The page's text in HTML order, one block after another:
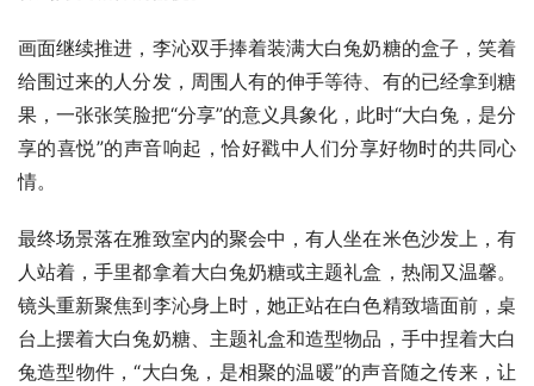
画面继续推进，李沁双手捧着装满大白兔奶糖的盒子，笑着
给围过来的人分发，周围人有的伸手等待、有的已经拿到糖
果，一张张笑脸把“分享”的意义具象化，此时“大白兔，是分
享的喜悦”的声音响起，恰好戳中人们分享好物时的共同心
情。
最终场景落在雅致室内的聚会中，有人坐在米色沙发上，有
人站着，手里都拿着大白兔奶糖或主题礼盒，热闹又温馨。
镜头重新聚焦到李沁身上时，她正站在白色精致墙面前，桌
台上摆着大白兔奶糖、主题礼盒和造型物品，手中捏着大白
兔造型物件，“大白兔，是相聚的温暖”的声音随之传来，让